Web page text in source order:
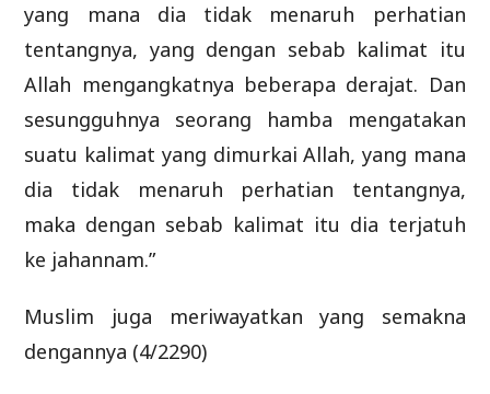
yang mana dia tidak menaruh perhatian
tentangnya, yang dengan sebab kalimat itu
Allah mengangkatnya beberapa derajat. Dan
sesungguhnya seorang hamba mengatakan
suatu kalimat yang dimurkai Allah, yang mana
dia tidak menaruh perhatian tentangnya,
maka dengan sebab kalimat itu dia terjatuh
ke jahannam.”
Muslim juga meriwayatkan yang semakna
dengannya (4/2290)